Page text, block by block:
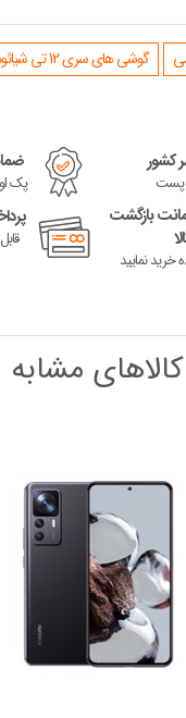
گوشی های سری 12 تی شیائومی
کشور
پست پک
بازگشت
خرید نمایید
کالاهای مشابه